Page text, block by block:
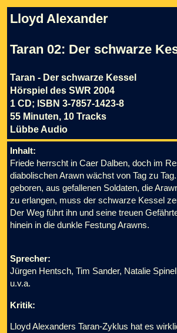
Lloyd Alexander
Taran 02: Der schwarze
Taran - Der schwarze Kessel
Hörspiel des SWR 2004
1 CD; ISBN 3-7857-1423-8
55 Minuten, 10 Tracks
Lübbe Audio
Inhalt:
Friede herrscht in Caer Dalben, doch im
diabolischen Arawn wächst von Tag zu
geboren, aus gefallenen Soldaten, die
zu erlangen, muss der schwarze Kessel
Der Weg führt ihn und seine treuen
hinein in die dunkle Festung Arawns.
Sprecher:
Jürgen Hentsch, Tim Sander, Natalie
u.v.a.
Kritik:
Lloyd Alexanders Taran-Zyklus hat es